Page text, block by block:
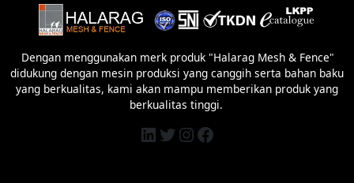
Dengan menggunakan merk produk "Halarag Mesh & Fence"
didukung dengan mesin produksi yang canggih serta bahan baku
yang berkualitas, kami akan mampu memberikan produk yang
berkualitas tinggi.